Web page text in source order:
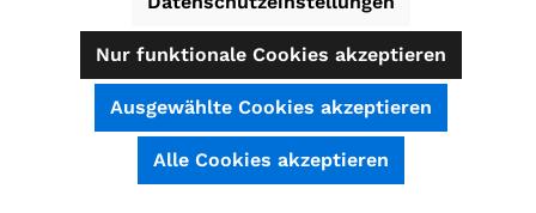
.
Kilogramm )
Verkaufspreis:
Regulärer Preis:
Nur funktionale Cookies akzeptieren
Ausgewählte Cookies akzeptieren
Alle Cookies akzeptieren
SEHR GUT (4.74 / 5)
Bewertungen bei: shopauskunft.de, ausgezeichnet.org, shopvote.de ⓘ
Informationen zur Echtheit der Bewertungen